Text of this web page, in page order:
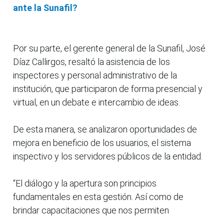
ante la Sunafil?
Por su parte, el gerente general de la Sunafil, José
Díaz Callirgos, resaltó la asistencia de los
inspectores y personal administrativo de la
institución, que participaron de forma presencial y
virtual, en un debate e intercambio de ideas.
De esta manera, se analizaron oportunidades de
mejora en beneficio de los usuarios, el sistema
inspectivo y los servidores públicos de la entidad.
“El diálogo y la apertura son principios
fundamentales en esta gestión. Así como de
brindar capacitaciones que nos permiten